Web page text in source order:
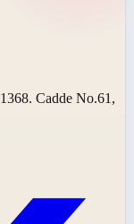
Cadde No.61,